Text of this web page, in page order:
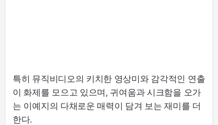
특히 뮤직비디오의 키치한 영상미와 감각적인 연출
이 화제를 모으고 있으며, 귀여움과 시크함을 오가
는 이예지의 다채로운 매력이 담겨 보는 재미를 더
한다.